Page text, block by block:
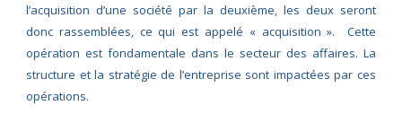
l’acquisition d’une société par la deuxième, les deux seront
donc rassemblées, ce qui est appelé « acquisition ». Cette
opération est fondamentale dans le secteur des affaires. La
structure et la stratégie de l’entreprise sont impactées par ces
opérations.